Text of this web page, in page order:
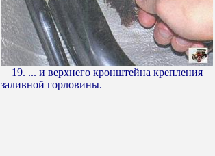
19. ... и верхнего кронштейна крепления
заливной горловины.